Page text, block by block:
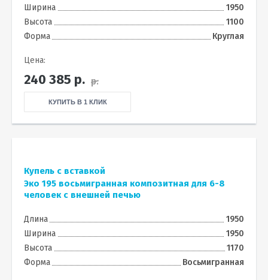
Ширина
1950
Высота
1100
Форма
Круглая
Цена:
240 385 р. р.
КУПИТЬ В 1 КЛИК
Купель с вставкой
Эко 195 восьмигранная композитная для 6-8
человек с внешней печью
Длина
1950
Ширина
1950
Высота
1170
Форма
Восьмигранная